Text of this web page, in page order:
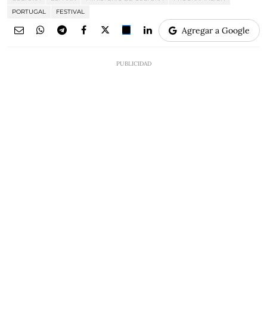
PORTUGAL
FESTIVAL
Agregar a Google